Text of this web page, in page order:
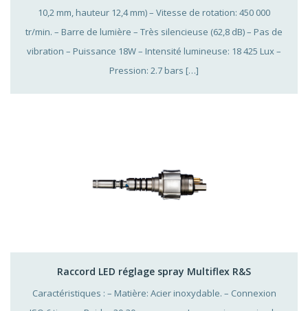
10,2 mm, hauteur 12,4 mm) – Vitesse de rotation: 450 000
tr/min. – Barre de lumière – Très silencieuse (62,8 dB) – Pas de
vibration – Puissance 18W – Intensité lumineuse: 18 425 Lux –
Pression: 2.7 bars […]
Raccord LED réglage spray Multiflex R&S
Caractéristiques : – Matière: Acier inoxydable. – Connexion